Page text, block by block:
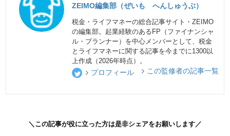
ZEIMO編集部（ぜいも へんしゅうぶ）
税金・ライフマネーの総合記事サイト・ZEIMO
の編集部。起業経験のあるFP（ファイナンシャ
ル・プランナー）を中心メンバーとして、税金
とライフマネーに関する記事を今までに1300以
上作成（2026年時点）。
プロフィール この監修者の記事一覧
＼この記事が役に立った方は是非シェアをお願いします／